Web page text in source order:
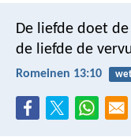
De liefde doet
de liefde de
Romeinen 13:10